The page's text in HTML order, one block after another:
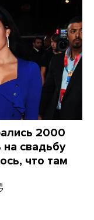
2000
свадьбу
что там